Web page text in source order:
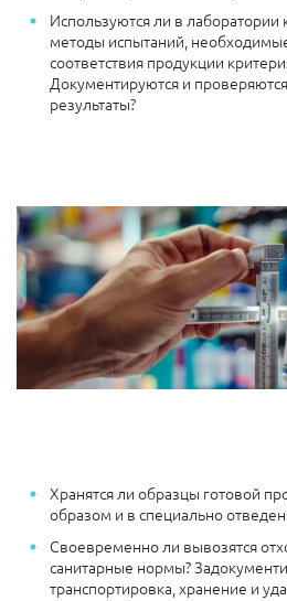
Используются ли в лаборатории
методы испытаний,
соответствия продукции
Документируются и
результаты?
Хранятся ли образцы готовой
образом и в специально
Своевременно ли вывозятся
санитарные нормы?
транспортировка, хранение и